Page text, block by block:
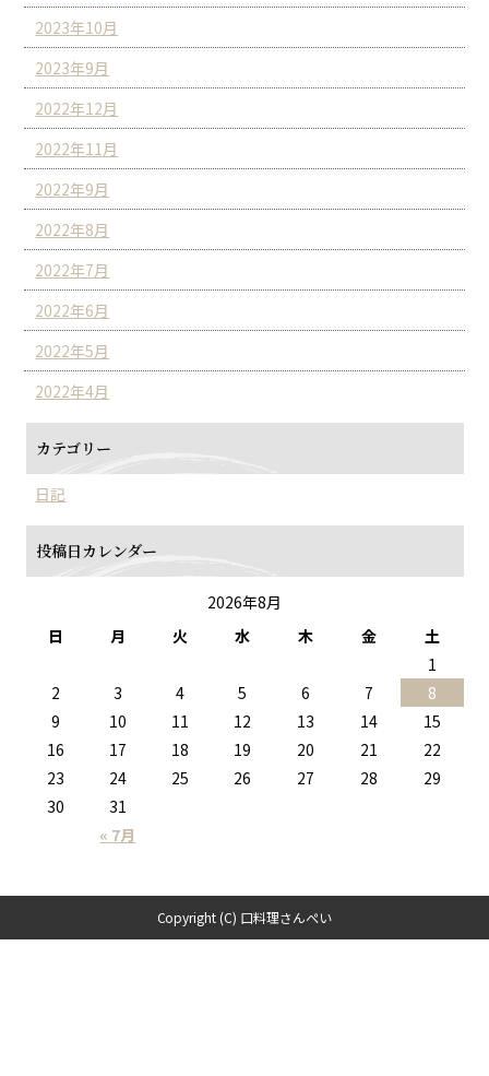
2023年10月
2023年9月
2022年12月
2022年11月
2022年9月
2022年8月
2022年7月
2022年6月
2022年5月
2022年4月
カテゴリー
日記
投稿日カレンダー
2026年8月
日
月 火 水 木 金 土
« 7月
1
2
3 4 5 6 7
8
9
10 11 12 13 14
15
16
17 18 19 20 21
22
23
24 25 26 27 28
29
30
31
Copyright (C) 口料理さんぺい